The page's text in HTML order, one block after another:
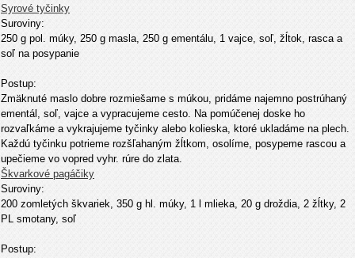
Syrové tyčinky
Suroviny:
250 g pol. múky, 250 g masla, 250 g ementálu, 1 vajce, soľ, žĺtok, rasca a
soľ na posypanie
Postup:
Zmäknuté maslo dobre rozmiešame s múkou, pridáme najemno postrúhaný
ementál, soľ, vajce a vypracujeme cesto. Na pomúčenej doske ho
rozvaľkáme a vykrajujeme tyčinky alebo kolieska, ktoré ukladáme na plech.
Každú tyčinku potrieme rozšľahaným žĺtkom, osolíme, posypeme rascou a
upečieme vo vopred vyhr. rúre do zlata.
Škvarkové pagáčiky
Suroviny:
200 zomletých škvariek, 350 g hl. múky, 1 l mlieka, 20 g droždia, 2 žĺtky, 2
PL smotany, soľ
Postup: